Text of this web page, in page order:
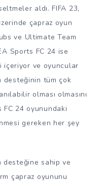
aldı. FIFA 23,
çapraz oyun
ve Ultimate Team
Sports FC 24 ise
içeriyor ve oyuncular
desteğinin tüm çok
olması olmasını
24 oyunundaki
gereken her şey
desteğine sahip ve
çapraz oyununu